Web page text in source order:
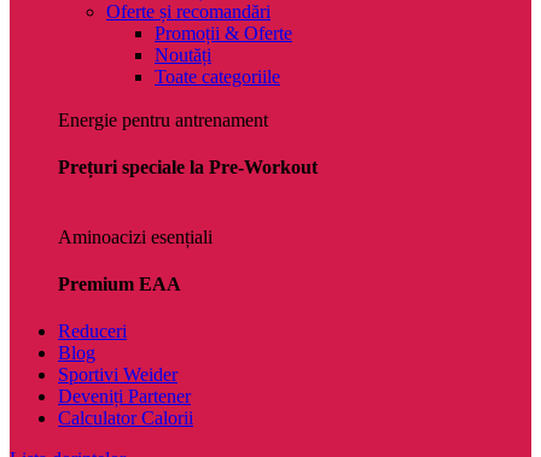
Oferte și recomandări
Promoții & Oferte
Noutăți
Toate categoriile
Energie pentru antrenament
Prețuri speciale la Pre-Workout
Aminoacizi esențiali
Premium EAA
Reduceri
Blog
Sportivi Weider
Deveniți Partener
Calculator Calorii